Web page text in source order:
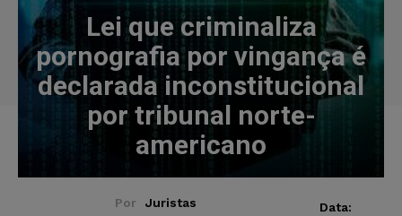
Lei que criminaliza
pornografia por vingança é
declarada inconstitucional
por tribunal norte-
americano
Por Juristas
Data: